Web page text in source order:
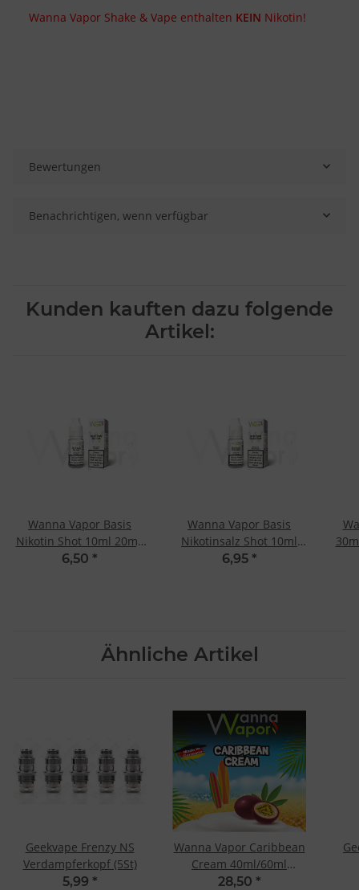
Wanna Vapor Shake & Vape enthalten KEIN Nikotin!
Bewertungen
Benachrichtigen, wenn verfügbar
Kunden kauften dazu folgende
Artikel:
Wanna Vapor Basis
Nikotin Shot 10ml 20mg
- 50/50
6,50 *
Wanna Vapor Basis
Nikotinsalz Shot 10ml
20mg - 50/50
6,95 *
Ähnliche Artikel
Geekvape Frenzy NS
Verdampferkopf (5St)
5,99 *
Wanna Vapor Caribbean
Cream 40ml/60ml
Shake&Vape
28,50 *